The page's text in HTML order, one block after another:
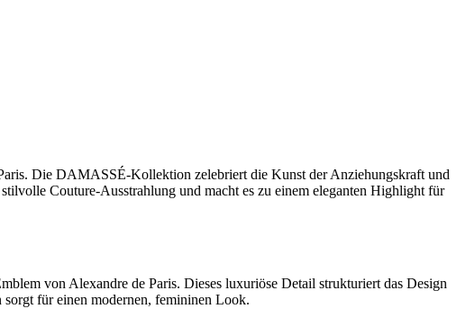
. Die DAMASSÉ-Kollektion zelebriert die Kunst der Anziehungskraft und
Couture-Ausstrahlung und macht es zu einem eleganten Highlight für
von Alexandre de Paris. Dieses luxuriöse Detail strukturiert das Design
für einen modernen, femininen Look.